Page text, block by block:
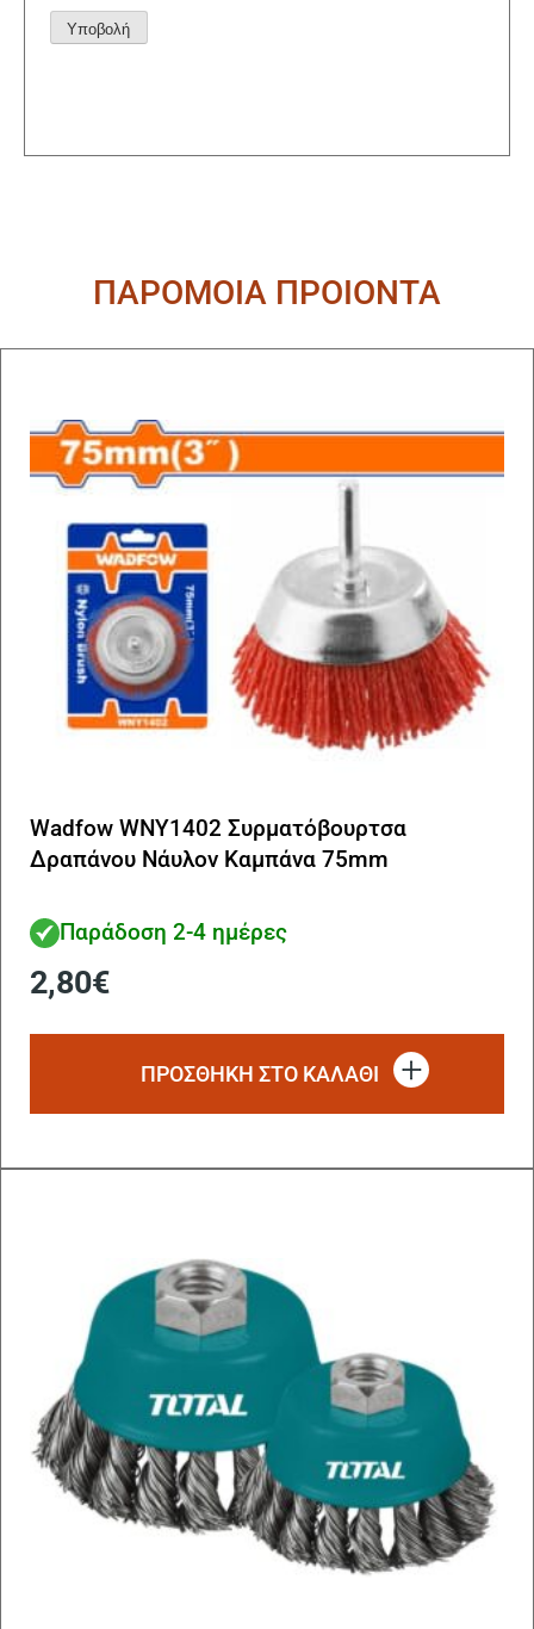
ΠΑΡΟΜΟΙΑ ΠΡΟΙΟΝΤΑ
Wadfow WNY1402 Συρματόβουρτσα
Δραπάνου Νάυλον Καμπάνα 75mm
Παράδοση 2-4 ημέρες
2,80€
ΠΡΟΣΘΗΚΗ ΣΤΟ ΚΑΛΑΘΙ